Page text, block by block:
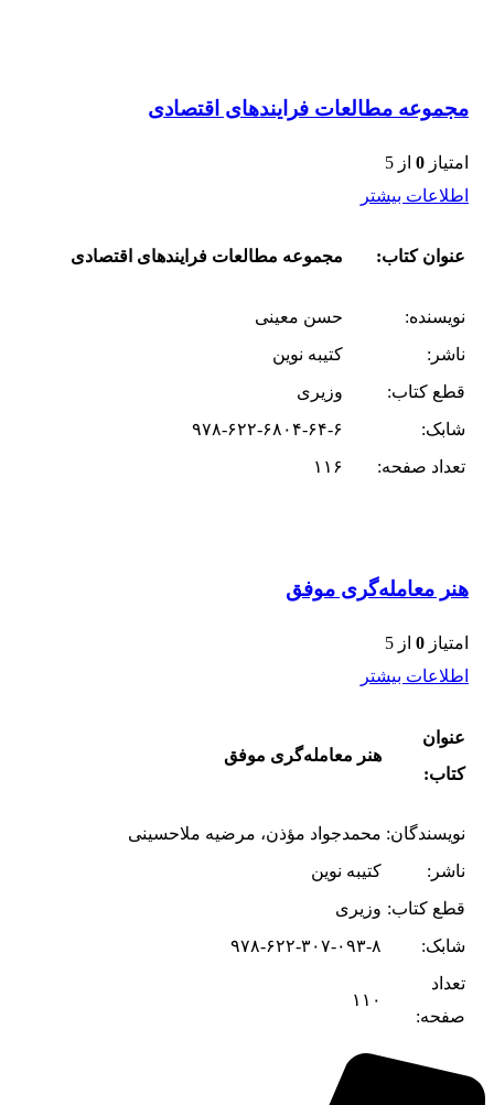
مجموعه مطالعات فرایندهای اقتصادی
امتیاز 0 از 5
اطلاعات بیشتر
عنوان کتاب: مجموعه مطالعات فرایندهای اقتصادی
نویسنده:
حسن معینی
ناشر:
کتیبه نوین
قطع کتاب:
وزیری
شابک:
۹۷۸-۶۲۲-۶۸۰۴-۶۴-۶
تعداد صفحه:
۱۱۶
هنر معامله‌گری موفق
امتیاز 0 از 5
اطلاعات بیشتر
عنوان
کتاب:
هنر معامله‌گری موفق
نویسندگان: محمدجواد مؤذن، مرضیه ملاحسینی
ناشر:
کتیبه نوین
قطع کتاب: وزیری
شابک:
۹۷۸-۶۲۲-۳۰۷-۰۹۳-۸
تعداد
صفحه:
۱۱۰